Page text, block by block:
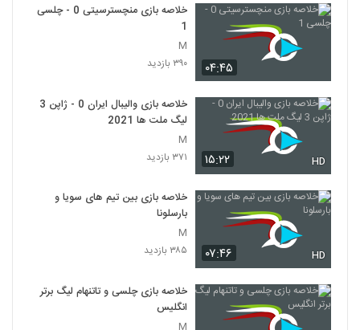
۰۴:۴۵
خلاصه بازی منچسترسیتی 0 - چلسی
1
M
۳۹۰ بازدید
۱۵:۲۲ HD
خلاصه بازی والیبال ایران 0 - ژاپن 3
لیگ ملت ها 2021
M
۳۷۱ بازدید
۰۷:۴۶ HD
خلاصه بازی بین تیم های سویا و
بارسلونا
M
۳۸۵ بازدید
خلاصه بازی چلسی و تاتنهام لیگ برتر
انگلیس
M